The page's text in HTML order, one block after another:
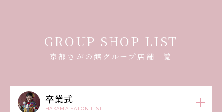
GROUP SHOP LIST
京都さがの館グループ店舗一覧
卒業式
HAKAMA SALON LIST